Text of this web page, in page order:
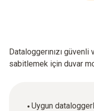
Dataloggerınızı
sabitlemek için duvar
Uygun